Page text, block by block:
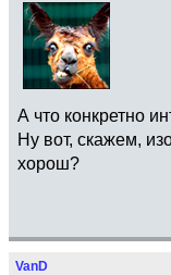
А что конкретно
Ну вот, скажем,
хорош?
VanD